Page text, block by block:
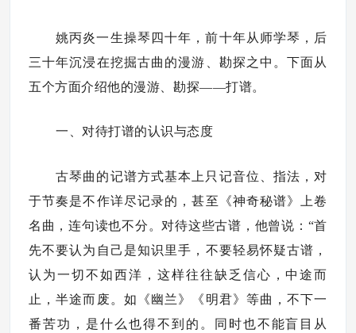
姚丙炎一生操琴四十年，前十年从师学琴，后
三十年沉浸在挖掘古曲的漫游、勘探之中。下面从
五个方面介绍他的漫游、勘探——打谱。
一、对待打谱的认识与态度
古琴曲的记谱方式基本上只记音位、指法，对
于节奏是不作详尽记录的，甚至《神奇秘谱》上卷
名曲，连句读也不分。对待这些古谱，他曾说：“首
先不要认为自己是知识里手，不要轻易怀疑古谱，
认为一切不如西洋，这样往往缺乏信心，中途而
止，半途而废。如《幽兰》《明君》等曲，不下一
番苦功，是什么也得不到的。同时也不能盲目从